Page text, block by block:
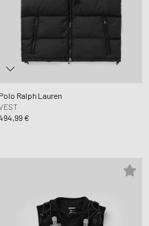
Polo Ralph Lauren
€